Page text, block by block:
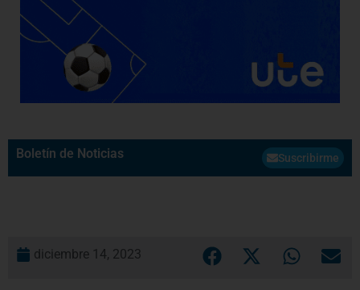
Boletín de Noticias Suscribirme
diciembre 14, 2023